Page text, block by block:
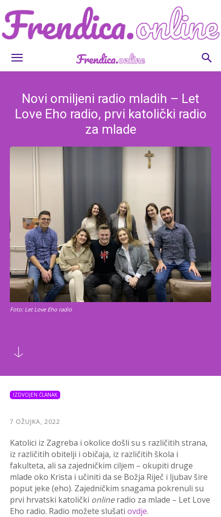
Frendica.online
Novi omiljeni radio mladih – Let
Love Eho radio, prvi katolički radio
za mlade
Foto: Let Love Eho radio
IZDVOJEN ČLANAK
7 OŽUJKA, 2022
Katolici iz Zagreba i okolice došli su s različitih strana,
iz različitih obitelji i običaja, iz različitih škola i
fakulteta, ali sa zajedničkim ciljem – okupiti druge
mlade oko Krista i učiniti da se Božja Riječ i ljubav šire
poput jeke (eho). Zajedničkim snagama pokrenuli su
prvi hrvatski katolički onlineradio za mlade – Let Love
Eho radio. Radio možete slušati ovdje.